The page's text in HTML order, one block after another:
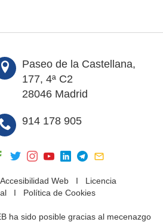
Paseo de la Castellana,
177, 4ª C2
28046 Madrid
914 178 905
Accesibilidad WebI Licencia
I Política de Cookies
ha sido posible gracias al mecenazgo